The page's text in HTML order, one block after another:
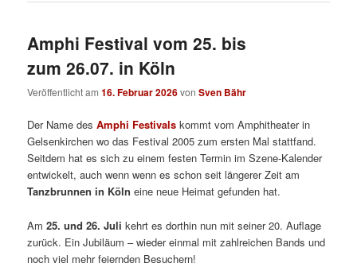
Amphi Festival vom 25. bis
zum 26.07. in Köln
Veröffentlicht am16. Februar 2026vonSven Bähr
Der Name desAmphi Festivals kommt vom Amphitheater in
Gelsenkirchen wo das Festival 2005 zum ersten Mal stattfand.
Seitdem hat es sich zu einem festen Termin im Szene-Kalender
entwickelt, auch wenn wenn es schon seit längerer Zeit am
Tanzbrunnen in Köln eine neue Heimat gefunden hat.
Am25. und 26. Juli kehrt es dorthin nun mit seiner 20. Auflage
zurück. Ein Jubiläum – wieder einmal mit zahlreichen Bands und
noch viel mehr feiernden Besuchern!